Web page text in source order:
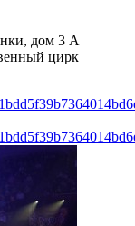
дом 3 А
цирк